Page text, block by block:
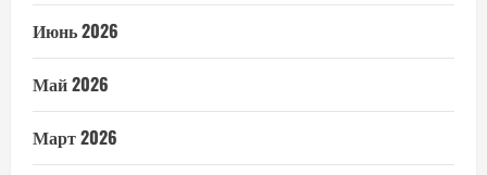
Июнь 2026
Май 2026
Март 2026